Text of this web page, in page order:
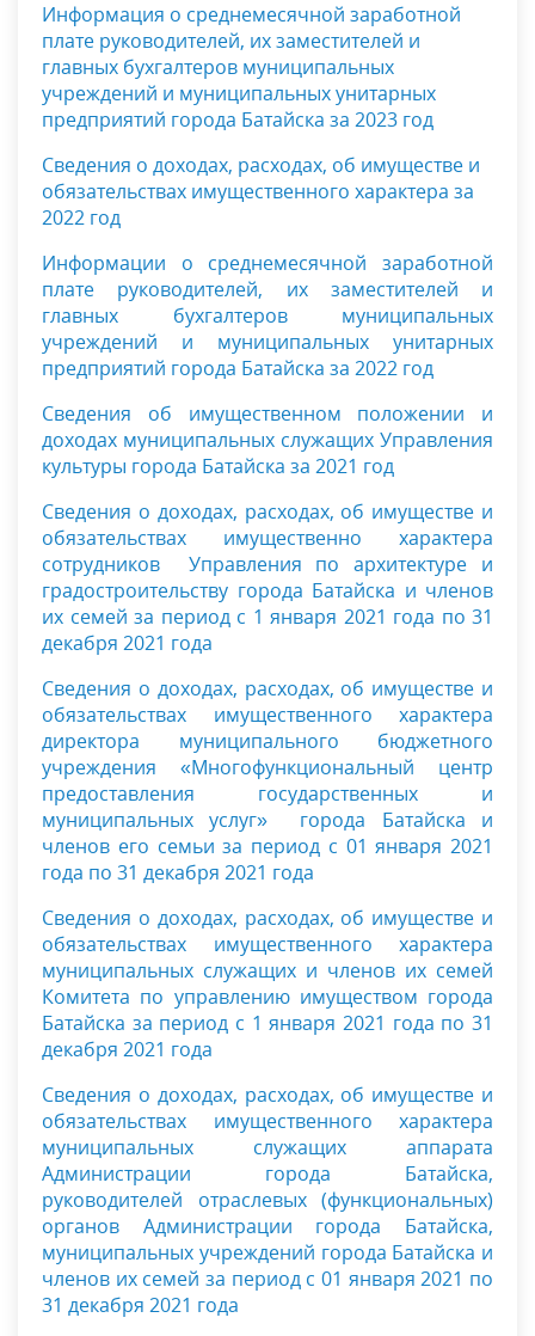
Информация о среднемесячной заработной
плате руководителей, их заместителей и
главных бухгалтеров муниципальных
учреждений и муниципальных унитарных
предприятий города Батайска за 2023 год
Сведения о доходах, расходах, об имуществе и
обязательствах имущественного характера за
2022 год
Информации о среднемесячной заработной
плате руководителей, их заместителей и
главных бухгалтеров муниципальных
учреждений и муниципальных унитарных
предприятий города Батайска за 2022 год
Сведения об имущественном положении и
доходах муниципальных служащих Управления
культуры города Батайска за 2021 год
Сведения о доходах, расходах, об имуществе и
обязательствах имущественно характера
сотрудников Управления по архитектуре и
градостроительству города Батайска и членов
их семей за период с 1 января 2021 года по 31
декабря 2021 года
Сведения о доходах, расходах, об имуществе и
обязательствах имущественного характера
директора муниципального бюджетного
учреждения «Многофункциональный центр
предоставления государственных и
муниципальных услуг» города Батайска и
членов его семьи за период с 01 января 2021
года по 31 декабря 2021 года
Сведения о доходах, расходах, об имуществе и
обязательствах имущественного характера
муниципальных служащих и членов их семей
Комитета по управлению имуществом города
Батайска за период с 1 января 2021 года по 31
декабря 2021 года
Сведения о доходах, расходах, об имуществе и
обязательствах имущественного характера
муниципальных служащих аппарата
Администрации города Батайска,
руководителей отраслевых (функциональных)
органов Администрации города Батайска,
муниципальных учреждений города Батайска и
членов их семей за период с 01 января 2021 по
31 декабря 2021 года